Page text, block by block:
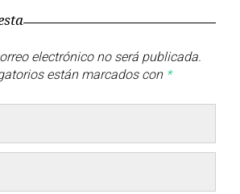
electrónico no será publicada.
están marcados con *